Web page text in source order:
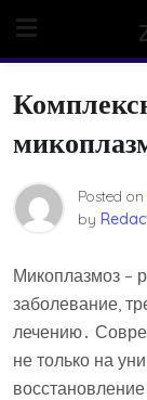
content
Posted on
by
Микоплазмоз –
заболевание,
лечению․
не только на